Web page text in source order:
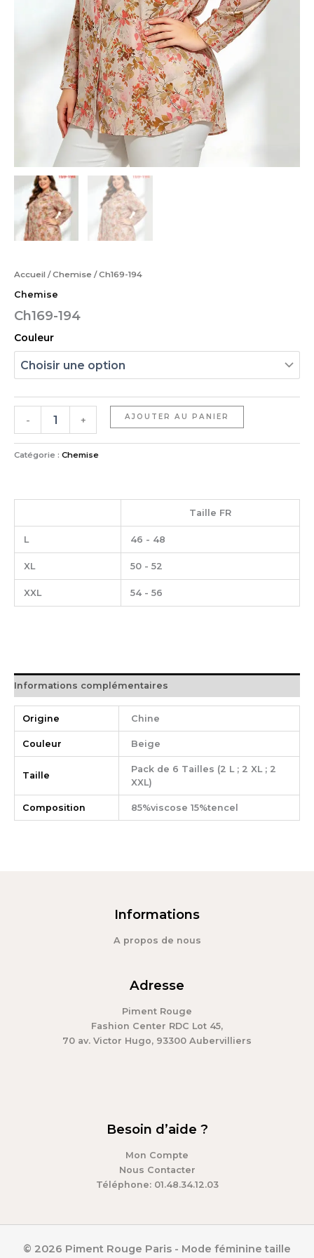
Accueil /Chemise / Ch169-194
Chemise
Ch169-194
Couleur
- + AJOUTER AU PANIER
Catégorie : Chemise
Taille FR
L 46 - 48
XL 50 - 52
XXL 54 - 56
Informations complémentaires
Origine Chine
Couleur Beige
Taille
Pack de 6 Tailles (2 L ; 2 XL ; 2
XXL)
Composition 85%viscose 15%tencel
Informations
A propos de nous
Adresse
Piment Rouge
Fashion Center RDC Lot 45,
70 av. Victor Hugo, 93300 Aubervilliers
Besoin d’aide ?
Mon Compte
Nous Contacter
Téléphone: 01.48.34.12.03
© 2026 Piment Rouge Paris - Mode féminine taille